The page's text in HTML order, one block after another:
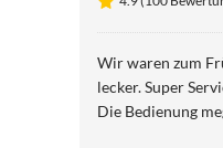
Wir waren zum
lecker. Super
Die Bedienung